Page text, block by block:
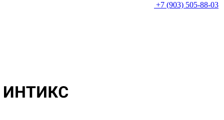
+7 (903) 505-88-03